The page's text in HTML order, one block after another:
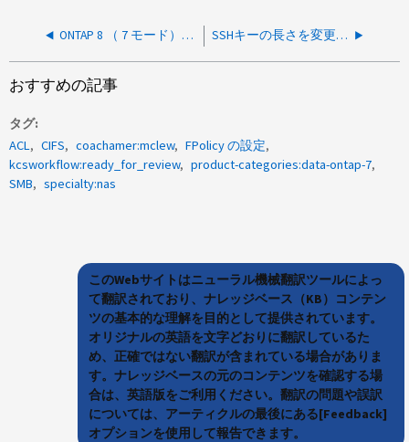
ONTAP 8 （ 7 モード）で、 rsize および wsize に 256KB を許可するには、どのパラメータまたはオプションを設定する必要がありますか。 SSHキーの長さを変更したあとのクライアントホストからの作業
おすすめの記事
タグ
ACL
CIFS coachamer:mclew
FPolicy の設定
kcsworkflow:ready_for_review
product-categories:data-ontap-7
SMB
specialty:nas
このWebサイトはニューラル機械翻訳ツールによっ
て翻訳されており、ナレッジベース（KB）コンテン
ツの基本的な理解を目的として提供されています。
オリジナルの英語を文字どおりに翻訳しているた
め、正確ではない翻訳が含まれている場合がありま
す。ナレッジベースの元のコンテンツを確認する場
合は、英語版をご利用ください。翻訳の問題や誤訳
については、アーティクルの最後にある[Feedback]
オプションを使用して報告できます。